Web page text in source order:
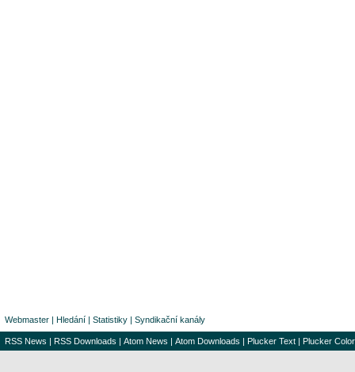
Webmaster | Hledání | Statistiky | Syndikační kanály
RSS News | RSS Downloads | Atom News | Atom Downloads | Plucker Text | Plucker Color